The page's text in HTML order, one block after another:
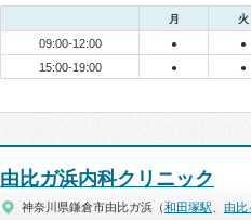
月 火
09:00-12:00 ● ●
15:00-19:00 ● ●
由比ガ浜内科クリニック
神奈川県鎌倉市由比ガ浜（和田塚駅 由比